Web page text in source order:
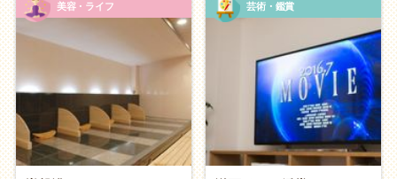
お互いをマッサージし合う「リラクゼーション」
【おでかけ派】冒険＆共有
外に出て新しい刺激や景色を共有したいカップルへ。
絶景や美味しい空気を味わう「 キャンプ ・グラン
ピング」
美容・ライフ 芸術・鑑賞